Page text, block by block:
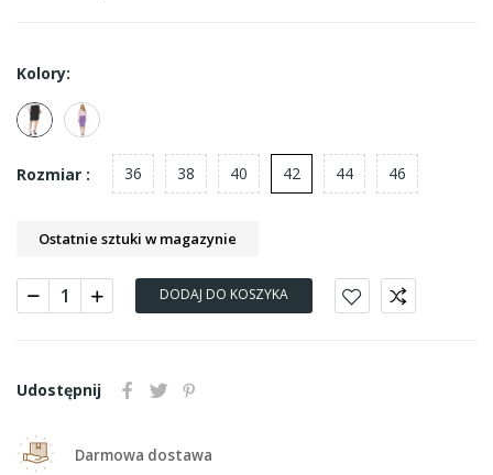
Kolory:
Rozmiar : 36 38 40 42 44 46
Ostatnie sztuki w magazynie
DODAJ DO KOSZYKA
Udostępnij
Darmowa dostawa